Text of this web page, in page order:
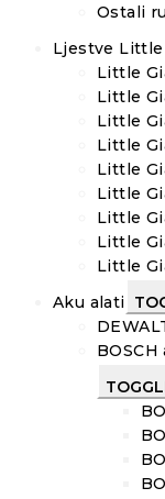
Ostali
Ljestve
Little
Little
Little
Little
Little
Little
Little
Little
Little
Aku alati